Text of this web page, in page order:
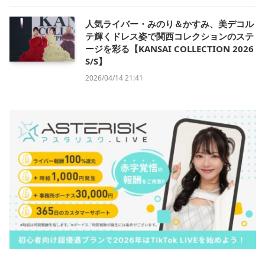
人気ライバー・みのり＆かすみ、美デコル
テ輝くドレス姿で関西コレクションのステ
ージを彩る【KANSAI COLLECTION 2026
S/S】
2026/04/14 21:41